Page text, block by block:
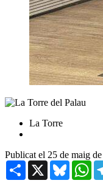
La Torre
Publicat el 25 de maig
Share X Bluesky